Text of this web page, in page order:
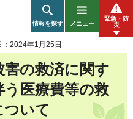
情報を探す メニュー
緊急・防
災
：2024年1月25日
害の救済に関す
う医療費等の救
ついて